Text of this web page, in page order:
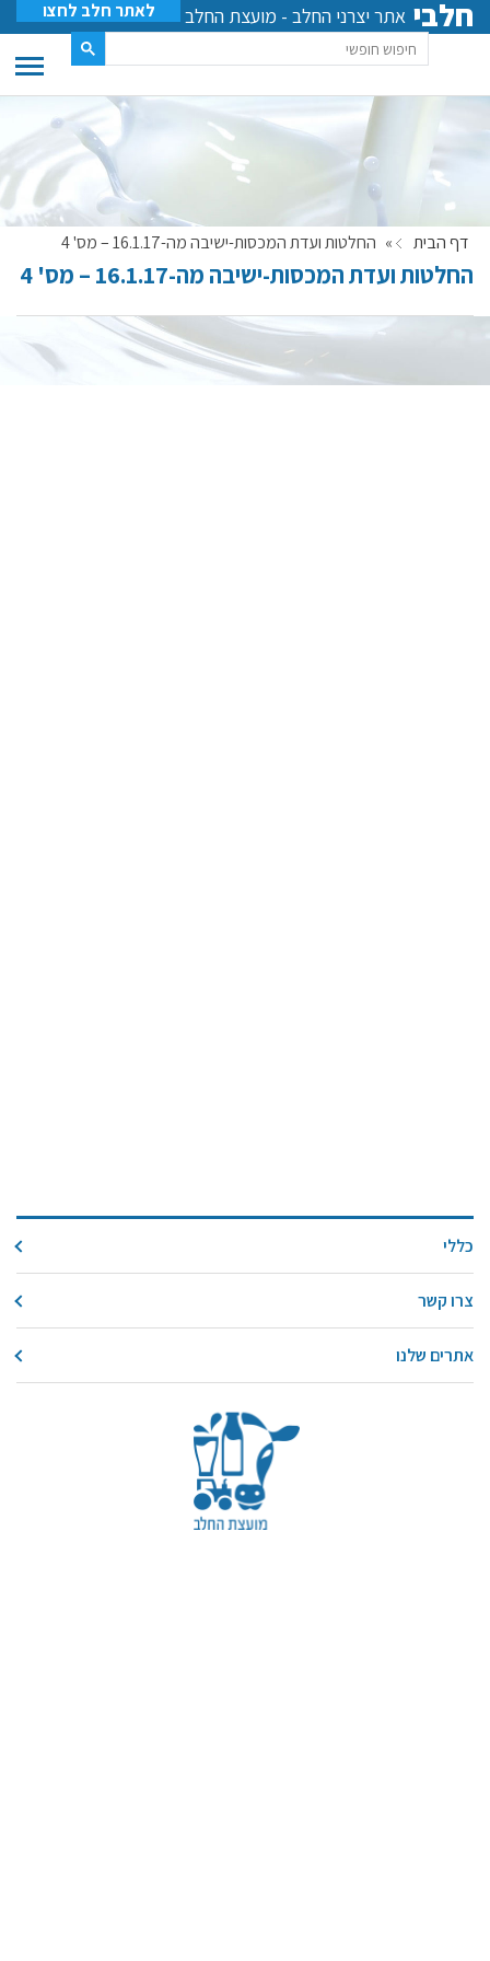
חלבי אתר יצרני החלב - מועצת החלב לאתר חלב לחצו
דף הבית » החלטות ועדת המכסות-ישיבה מה-16.1.17 – מס' 4
החלטות ועדת המכסות-ישיבה מה-16.1.17 – מס' 4
כללי
צרו קשר
אתרים שלנו